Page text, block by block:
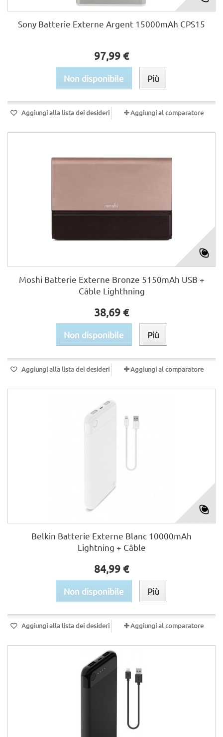
Sony Batterie Externe Argent 15000mAh CPS15
97,99 €
Non disponibile Più
Aggiungi alla lista dei desideri Aggiungi al comparatore
Moshi Batterie Externe Bronze 5150mAh USB +
Câble Lighthning
38,69 €
Non disponibile Più
Aggiungi alla lista dei desideri Aggiungi al comparatore
Belkin Batterie Externe Blanc 10000mAh
Lightning + Câble
84,99 €
Non disponibile Più
Aggiungi alla lista dei desideri Aggiungi al comparatore